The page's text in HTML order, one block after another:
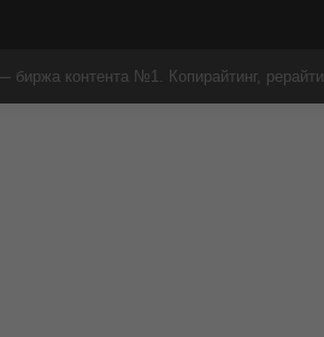
биржа контента №1. Копирайтинг,